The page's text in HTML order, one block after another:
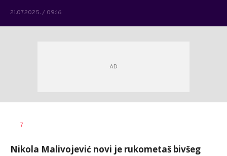
21.07.2025. / 09:16
AUTOR
7
Nikola Malivojević novi je rukometaš bivšeg